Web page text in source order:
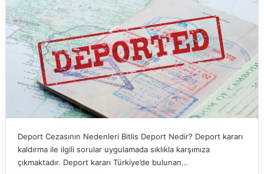
Deport Cezasının Nedenleri Bitlis Deport Nedir? Deport kararı
kaldırma ile ilgili sorular uygulamada sıklıkla karşımıza
çıkmaktadır. Deport kararı Türkiye’de bulunan…